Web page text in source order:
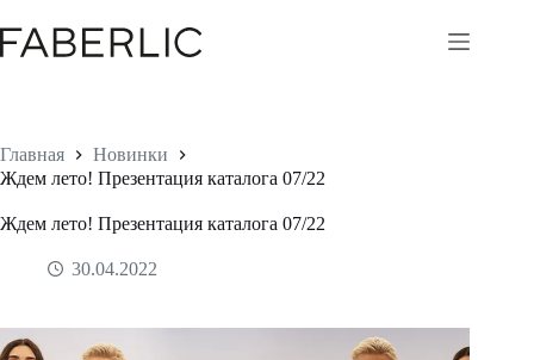
к
сути
Главная
Новинки
Ждем лето! Презентация каталога 07/22
Ждем лето! Презентация каталога 07/22
30.04.2022